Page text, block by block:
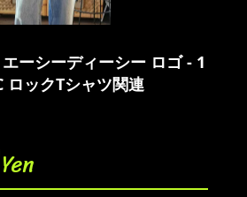
ーシーディーシー ロゴ - 1
ロックTシャツ関連
Yen